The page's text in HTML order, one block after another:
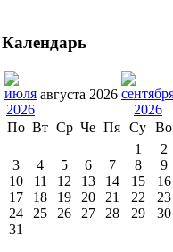
Календарь
августа 2026
По Вт Ср Че Пя Су Во
1
2
3
4 5 6 7 8
9
10
11 12 13 14 15
16
17
18 19 20 21 22
23
24
25 26 27 28 29
30
31